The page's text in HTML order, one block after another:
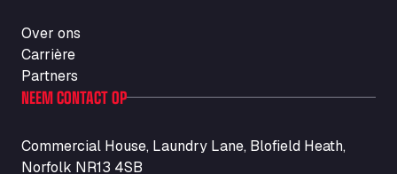
Ctra C 157 , 37009
Ballinluig Services
Ballinluig, PH9 0LG
ZI de la Vallée du Bois EST, 62450
Barneys Diner
Over ons
Carrière
Partners
NEEM CONTACT OP
Commercial House, Laundry Lane, Blofield Heath,
Norfolk NR13 4SB